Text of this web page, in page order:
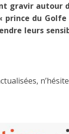
gravir autour
du
leurs